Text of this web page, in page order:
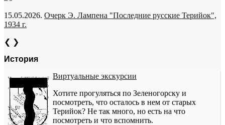
15.05.2026. Очерк Э. Лампена "Последние русские Терийок",
1934 г.
❮ ❯
История
Виртуальные экскурсии
Хотите прогуляться по Зеленогорску и
посмотреть, что осталось в нем от старых
Терийок? Не так много, но есть на что
посмотреть и что вспомнить.